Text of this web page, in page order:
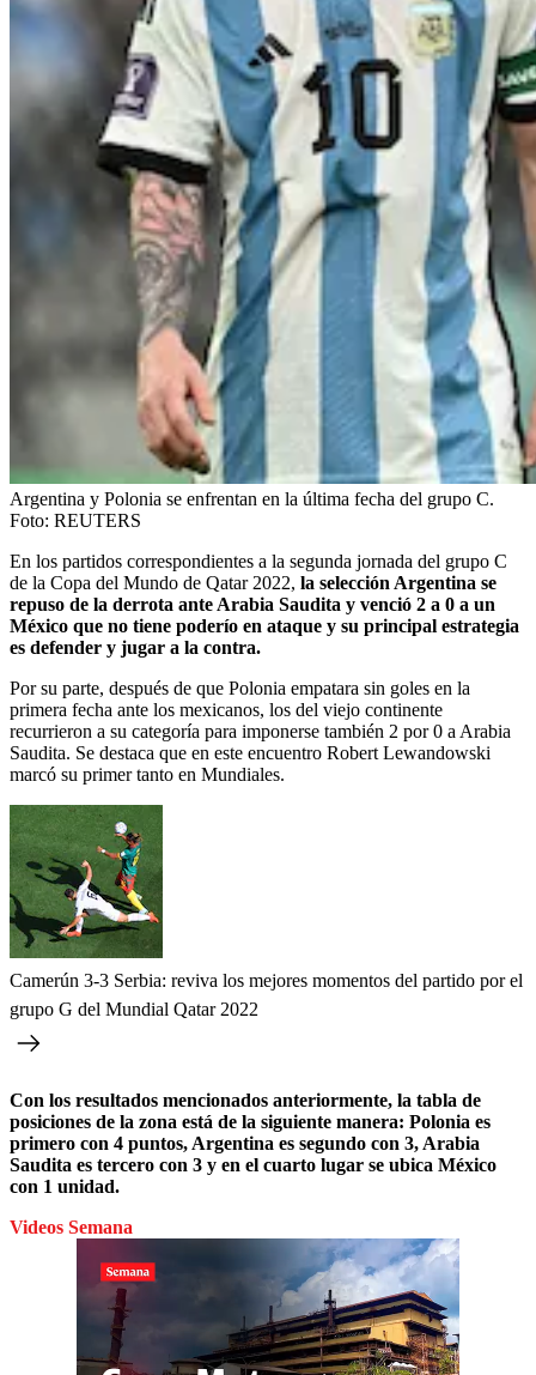
Argentina y Polonia se enfrentan en la última fecha del grupo C.
Foto: REUTERS
En los partidos correspondientes a la segunda jornada del grupo C
de la Copa del Mundo de Qatar 2022, la selección Argentina se
repuso de la derrota ante Arabia Saudita y venció 2 a 0 a un
México que no tiene poderío en ataque y su principal estrategia
es defender y jugar a la contra.
Por su parte, después de que Polonia empatara sin goles en la
primera fecha ante los mexicanos, los del viejo continente
recurrieron a su categoría para imponerse también 2 por 0 a Arabia
Saudita. Se destaca que en este encuentro Robert Lewandowski
marcó su primer tanto en Mundiales.
Camerún 3-3 Serbia: reviva los mejores momentos del partido por el
grupo G del Mundial Qatar 2022
Con los resultados mencionados anteriormente, la tabla de
posiciones de la zona está de la siguiente manera: Polonia es
primero con 4 puntos, Argentina es segundo con 3, Arabia
Saudita es tercero con 3 y en el cuarto lugar se ubica México
con 1 unidad.
Videos Semana